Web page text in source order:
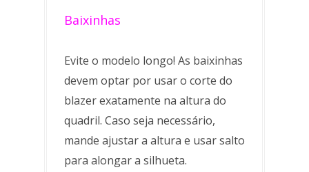
Baixinhas
Evite o modelo longo! As baixinhas
devem optar por usar o corte do
blazer exatamente na altura do
quadril. Caso seja necessário,
mande ajustar a altura e usar salto
para alongar a silhueta.